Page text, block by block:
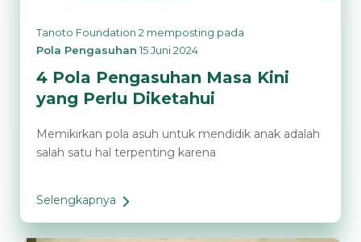
Tanoto Foundation 2 memposting pada
Pola Pengasuhan 15 Juni 2024
4 Pola Pengasuhan Masa Kini
yang Perlu Diketahui
Memikirkan pola asuh untuk mendidik anak adalah
salah satu hal terpenting karena
Selengkapnya
4
Pola